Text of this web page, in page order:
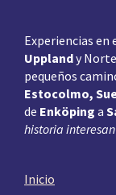
Experiencias en
Upplandy Norte
pequeños
Estocolmo,
de Enköping a
historia
Inicio